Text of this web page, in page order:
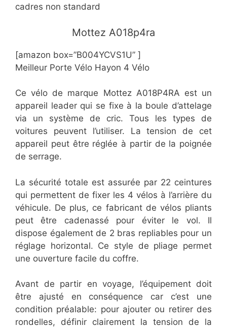
cadres non standard
​Mottez A018p4ra
[amazon box=”B004YCVS1U” ]
Meilleur Porte Vélo Hayon 4 Vélo
Ce vélo de marque Mottez A018P4RA est un
appareil leader qui se fixe à la boule d’attelage
via un système de cric. Tous les types de
voitures peuvent l’utiliser. La tension de cet
appareil peut être réglée à partir de la poignée
de serrage.
La sécurité totale est assurée par 22 ceintures
qui permettent de fixer les 4 vélos à l’arrière du
véhicule. De plus, ce fabricant de vélos pliants
peut être cadenassé pour éviter le vol. Il
dispose également de 2 bras repliables pour un
réglage horizontal. Ce style de pliage permet
une ouverture facile du coffre.
Avant de partir en voyage, l’équipement doit
être ajusté en conséquence car c’est une
condition préalable: pour ajouter ou retirer des
rondelles, définir clairement la tension de la